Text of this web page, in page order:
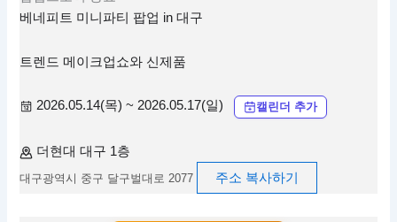
베네피트 미니파티 팝업 in 대구
트렌드 메이크업쇼와 신제품
2026.05.14(목) ~ 2026.05.17(일) 캘린더 추가
더현대 대구 1층
대구광역시 중구 달구벌대로 2077 주소 복사하기